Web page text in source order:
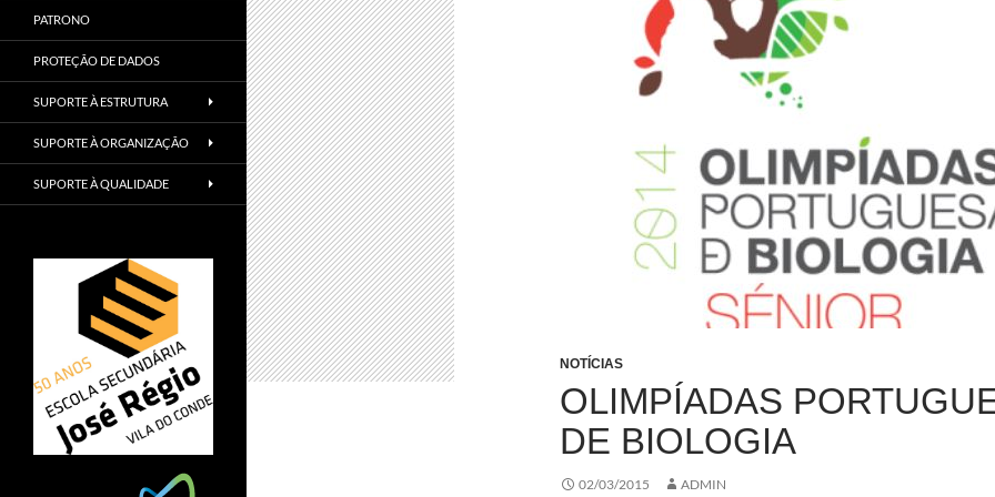
NOTÍCIAS
OLIMPÍADAS
DE BIOLOGIA
02/03/2015 ADMIN
PATRONO
PROTEÇÃO DE DADOS
SUPORTE À ESTRUTURA
SUPORTE À ORGANIZAÇÃO
SUPORTE À QUALIDADE